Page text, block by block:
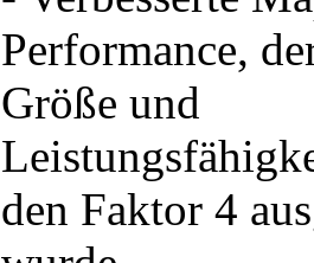
Performance,
Größe und
den Faktor 4